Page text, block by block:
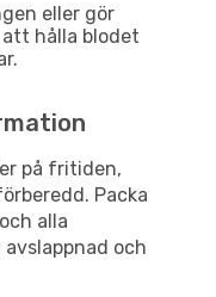
eller gör
hålla blodet
på fritiden,
Packa
alla
och